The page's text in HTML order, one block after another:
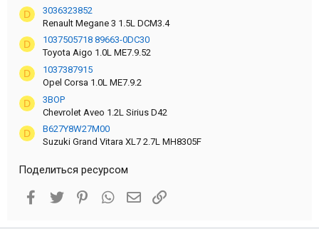
D
3036323852
Renault Megane 3 1.5L DCM3.4
D
1037505718 89663-0DC30
Toyota Aigo 1.0L ME7.9.52
D
1037387915
Opel Corsa 1.0L ME7.9.2
D
3BOP
Chevrolet Aveo 1.2L Sirius D42
D
B627Y8W27M00
Suzuki Grand Vitara XL7 2.7L MH8305F
Поделиться ресурсом
Facebook
Twitter PinterestWhatsAppЭлектронная почта
Ссылка